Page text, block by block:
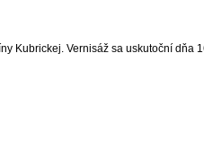
Kubrickej. Vernisáž sa uskutoční